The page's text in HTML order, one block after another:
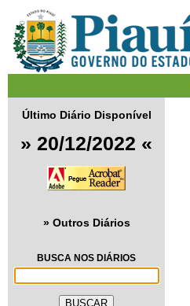
Último Diário Disponível
» 20/12/2022 «
» Outros Diários
BUSCA NOS DIÁRIOS